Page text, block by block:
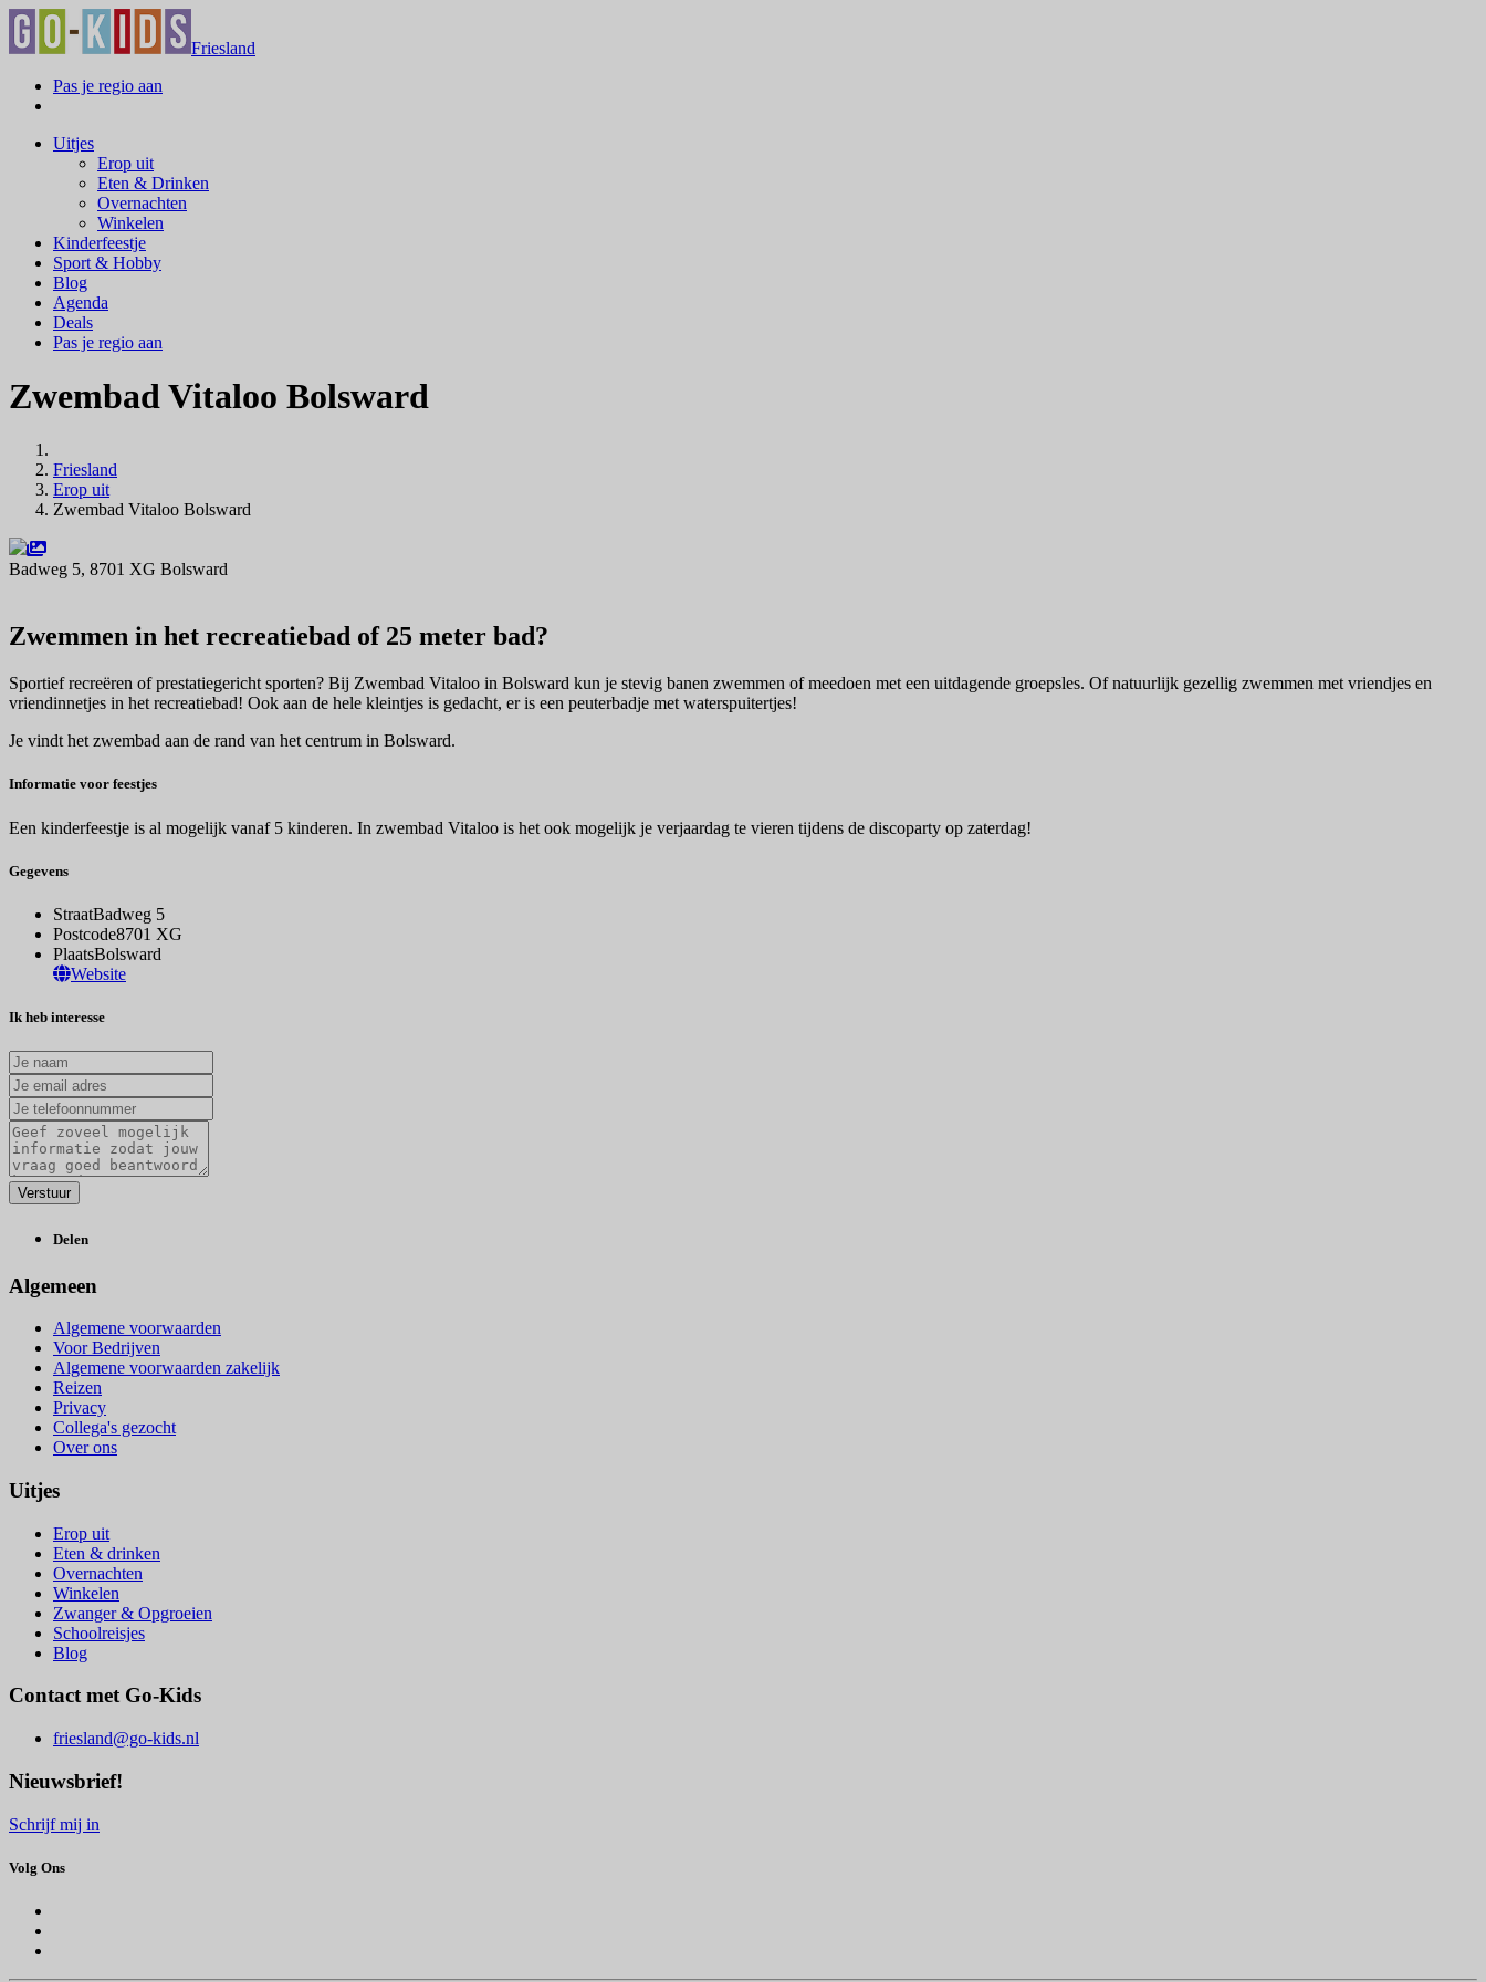
Friesland
Pas je regio aan
Uitjes
Erop uit
Eten & Drinken
Overnachten
Winkelen
Kinderfeestje
Sport & Hobby
Blog
Agenda
Deals
Pas je regio aan
Zwembad Vitaloo Bolsward
Friesland
Erop uit
Zwembad Vitaloo Bolsward
Badweg 5, 8701 XG Bolsward
Zwemmen in het recreatiebad of 25 meter bad?
Sportief recreëren of prestatiegericht sporten? Bij Zwembad Vitaloo in Bolsward kun je stevig banen zwemmen of meedoen met een uitdagende groepsles. Of natuurlijk gezellig zwemmen met vriendjes en
vriendinnetjes in het recreatiebad! Ook aan de hele kleintjes is gedacht, er is een peuterbadje met waterspuitertjes!
Je vindt het zwembad aan de rand van het centrum in Bolsward.
Informatie voor feestjes
Een kinderfeestje is al mogelijk vanaf 5 kinderen. In zwembad Vitaloo is het ook mogelijk je verjaardag te vieren tijdens de discoparty op zaterdag!
Gegevens
StraatBadweg 5
Postcode8701 XG
PlaatsBolsward
Website
Ik heb interesse
Delen
Algemeen
Algemene voorwaarden
Voor Bedrijven
Algemene voorwaarden zakelijk
Reizen
Privacy
Collega's gezocht
Over ons
Uitjes
Erop uit
Eten & drinken
Overnachten
Winkelen
Zwanger & Opgroeien
Schoolreisjes
Blog
Contact met Go-Kids
friesland@go-kids.nl
Nieuwsbrief!
Schrijf mij in
Volg Ons